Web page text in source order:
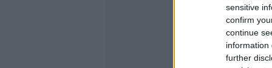
sensitive
confirm
continue
information
further